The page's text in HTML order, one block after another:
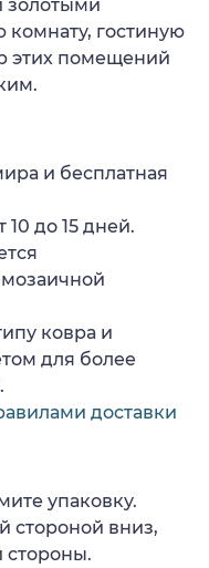
золотыми
гостиную
этих помещений
и бесплатная
до 15 дней.
ковра и
для более
доставки
упаковку.
стороной вниз,
стороны.